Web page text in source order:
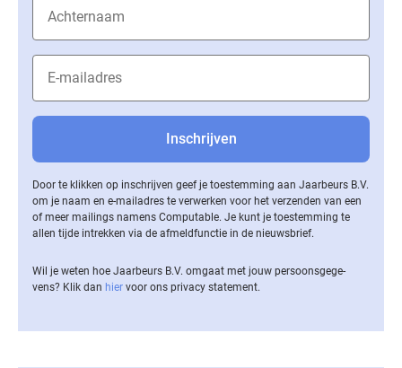
Door te klikken op inschrijven geef je toestemming aan Jaarbeurs B.V.
om je naam en e-mailadres te verwerken voor het verzenden van een
of meer mailings namens Computable. Je kunt je toestemming te
allen tijde intrekken via de af­meld­func­tie in de nieuwsbrief.
Wil je weten hoe Jaarbeurs B.V. omgaat met jouw per­soons­ge­ge­
vens? Klik dan hier voor ons privacy statement.